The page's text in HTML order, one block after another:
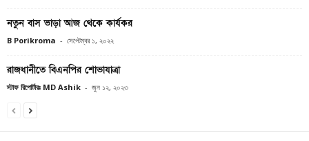
নতুন বাস ভাড়া আজ থেকে কার্যকর
B Porikroma - সেপ্টেম্বর ১, ২০২২
রাজধানীতে বিএনপির শোভাযাত্রা
স্টাফ রিপোর্টারঃ MD Ashik - জুন ১২, ২০২৩